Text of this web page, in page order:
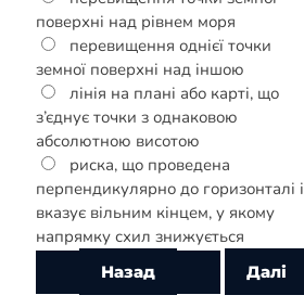
поверхні над рівнем моря
перевищення однієї точки
земної поверхні над іншою
лінія на плані або карті, що
з’єднує точки з однаковою
абсолютною висотою
риска, що проведена
перпендикулярно до горизонталі і
вказує вільним кінцем, у якому
напрямку схил знижується